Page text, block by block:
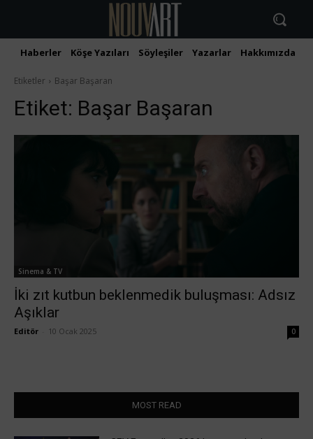
Haberler Köşe Yazıları Söyleşiler Yazarlar Hakkımızda
Etiketler Başar Başaran
Etiket: Başar Başaran
Sinema & TV
İki zıt kutbun beklenmedik buluşması: Adsız
Aşıklar
Editör 10 Ocak 2025 0
MOST READ